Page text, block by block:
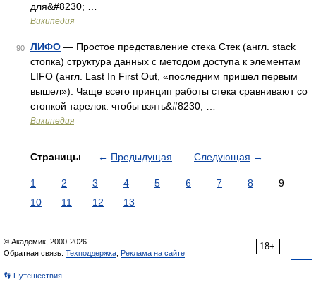
для&#8230; …
Википедия
90 ЛИФО — Простое представление стека Стек (англ. stack
стопка) структура данных с методом доступа к элементам
LIFO (англ. Last In First Out, «последним пришел первым
вышел»). Чаще всего принцип работы стека сравнивают со
стопкой тарелок: чтобы взять&#8230; …
Википедия
Страницы ← Предыдущая Следующая →
1 2 3 4 5 6 7 8
9
10
11 12 13
18+
© Академик, 2000-2026
Обратная связь: Техподдержка Реклама на сайте
👣 Путешествия